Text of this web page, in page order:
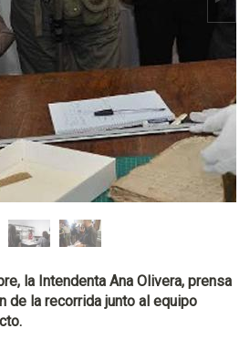
la Intendenta Ana Olivera, prensa
de la recorrida junto al equipo